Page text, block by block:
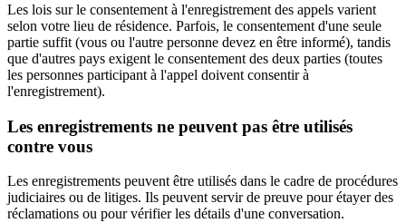
Les lois sur le consentement à l'enregistrement des appels varient
selon votre lieu de résidence. Parfois, le consentement d'une seule
partie suffit (vous ou l'autre personne devez en être informé), tandis
que d'autres pays exigent le consentement des deux parties (toutes
les personnes participant à l'appel doivent consentir à
l'enregistrement).
Les enregistrements ne peuvent pas être utilisés
contre vous
Les enregistrements peuvent être utilisés dans le cadre de procédures
judiciaires ou de litiges. Ils peuvent servir de preuve pour étayer des
réclamations ou pour vérifier les détails d'une conversation.